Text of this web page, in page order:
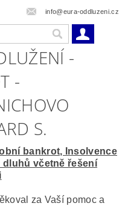
info@eura-oddluzeni.cz
-
-
S.
bankrot, Insolvence
včetně řešení
za Vaší pomoc a